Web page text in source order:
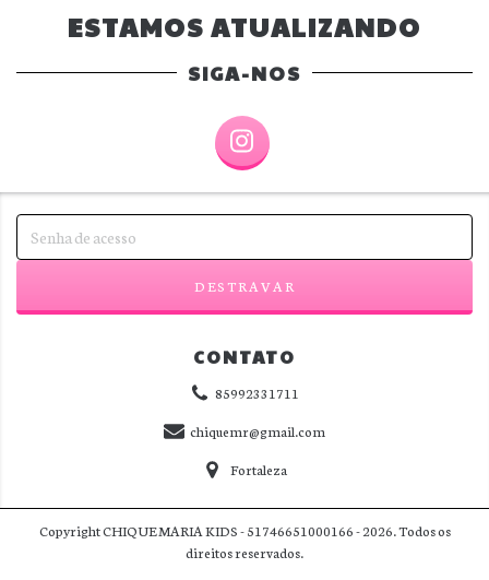
ESTAMOS ATUALIZANDO
SIGA-NOS
CONTATO
85992331711
chiquemr@gmail.com
Fortaleza
Copyright CHIQUE MARIA KIDS - 51746651000166 - 2026. Todos os
direitos reservados.